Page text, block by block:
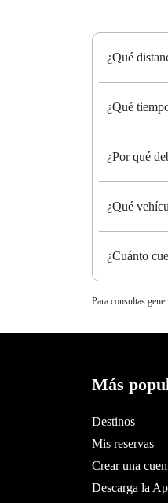
¿Qué
¿Qué
¿Por qué
¿Qué
¿Cuánto
Para consultas
Más
Destinos
Mis reservas
Crear una
Descarga la